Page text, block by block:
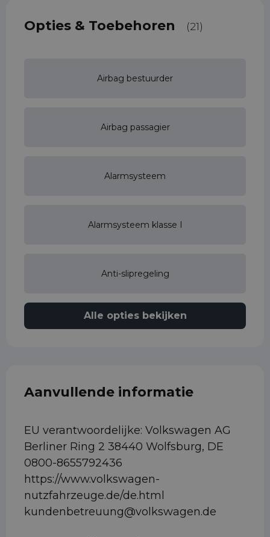
Opties & Toebehoren (21)
Airbag bestuurder
Airbag passagier
Alarmsysteem
Alarmsysteem klasse I
Anti-slipregeling
Alle opties bekijken
Aanvullende informatie
EU verantwoordelijke: Volkswagen AG
Berliner Ring 2 38440 Wolfsburg, DE
0800-8655792436
https://www.volkswagen-
nutzfahrzeuge.de/de.html
kundenbetreuung@volkswagen.de